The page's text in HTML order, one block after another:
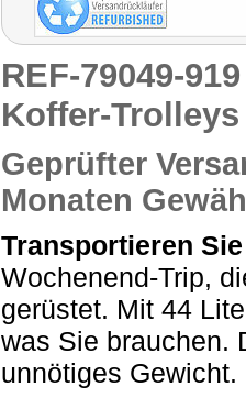
REF-79049-
Koffer-
Geprüfter
Monaten
Transportieren
Wochenend-Trip,
gerüstet. Mit 44
was Sie brauchen.
unnötiges Gewicht.